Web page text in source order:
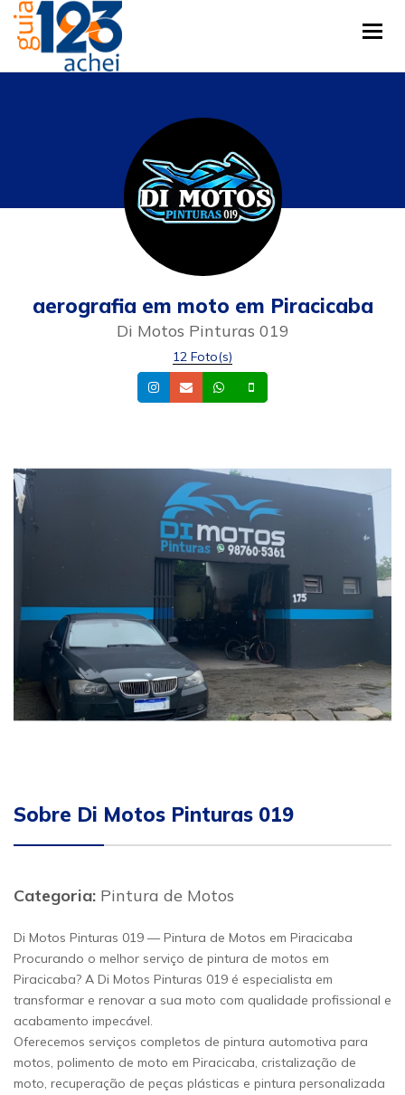
aerografia em moto em Piracicaba
Di Motos Pinturas 019
12 Foto(s)
Instagram
Email Whatsapp
Sobre Di Motos Pinturas 019
Categoria: Pintura de Motos
Di Motos Pinturas 019 — Pintura de Motos em Piracicaba
Procurando o melhor serviço de pintura de motos em
Piracicaba? A Di Motos Pinturas 019 é especialista em
transformar e renovar a sua moto com qualidade profissional e
acabamento impecável.
Oferecemos serviços completos de pintura automotiva para
motos, polimento de moto em Piracicaba, cristalização de
moto, recuperação de peças plásticas e pintura personalizada